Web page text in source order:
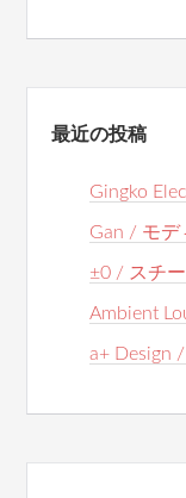
最近の投稿
Gingko
Gan / モデ
±0 / スチ
Ambient
a+ Design